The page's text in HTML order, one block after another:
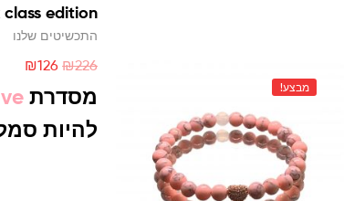
מבצע!
edition
התכשיטים שלנו
₪226
₪126
מסדרת
להיות